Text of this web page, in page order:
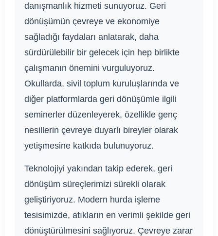
danışmanlık hizmeti sunuyoruz. Geri
dönüşümün çevreye ve ekonomiye
sağladığı faydaları anlatarak, daha
sürdürülebilir bir gelecek için hep birlikte
çalışmanın önemini vurguluyoruz.
Okullarda, sivil toplum kuruluşlarında ve
diğer platformlarda geri dönüşümle ilgili
seminerler düzenleyerek, özellikle genç
nesillerin çevreye duyarlı bireyler olarak
yetişmesine katkıda bulunuyoruz.
Teknolojiyi yakından takip ederek, geri
dönüşüm süreçlerimizi sürekli olarak
geliştiriyoruz. Modern hurda işleme
tesisimizde, atıkların en verimli şekilde geri
dönüştürülmesini sağlıyoruz. Çevreye zarar